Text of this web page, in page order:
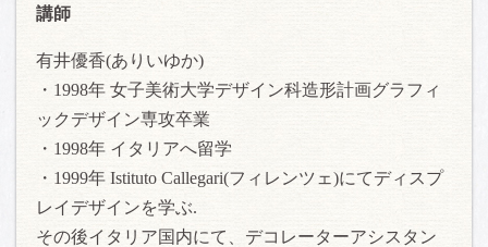
講師
有井優香(ありいゆか)
・1998年 女子美術大学デザイン科造形計画グラフィ
ックデザイン専攻卒業
・1998年 イタリアへ留学
・1999年 Istituto Callegari(フィレンツェ)にてディスプ
レイデザインを学ぶ.
その後イタリア国内にて、デコレーターアシスタン